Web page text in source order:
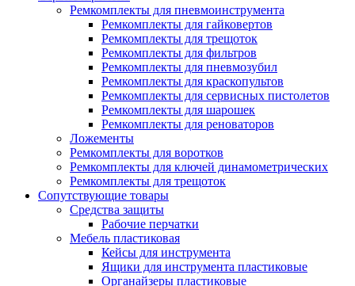
Ремкомплекты для пневмоинструмента
Ремкомплекты для гайковертов
Ремкомплекты для трещоток
Ремкомплекты для фильтров
Ремкомплекты для пневмозубил
Ремкомплекты для краскопультов
Ремкомплекты для сервисных пистолетов
Ремкомплекты для шарошек
Ремкомплекты для реноваторов
Ложементы
Ремкомплекты для воротков
Ремкомплекты для ключей динамометрических
Ремкомплекты для трещоток
Сопутствующие товары
Средства защиты
Рабочие перчатки
Мебель пластиковая
Кейсы для инструмента
Ящики для инструмента пластиковые
Органайзеры пластиковые